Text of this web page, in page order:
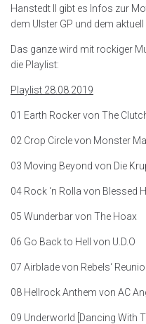
Hanstedt II gibt es Infos zur
dem Ulster GP und dem
Das ganze wird mit rockiger
die Playlist:
Playlist 28.08.2019
01 Earth Rocker von The
02 Crop Circle von Monster
03 Moving Beyond von Die
04 Rock ‘n Rolla von Blessed
05 Wunderbar von The Hoax
06 Go Back to Hell von U.D.O
07 Airblade von Rebels‘
08 Hellrock Anthem von AC
09 Underworld [Dancing With